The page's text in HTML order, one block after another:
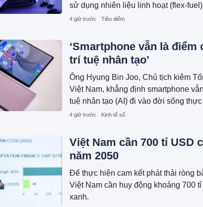
sử dụng nhiên liệu linh hoạt (flex-
4 giờ trước Tiêu điểm
‘Smartphone vẫn là
trí tuệ nhân tạo’
Ông Hyung Bin Joo, Chủ tịch kiêm
Việt Nam, khẳng định smartphone
tuệ nhân tạo (AI) đi vào đời sống
năng thấu hiểu người dùng vượt trội.
4 giờ trước Kinh tế số
Việt Nam cần 700 tỉ USD
năm 2050
Để thực hiện cam kết phát thải ròng
Việt Nam cần huy động khoảng 700
xanh.